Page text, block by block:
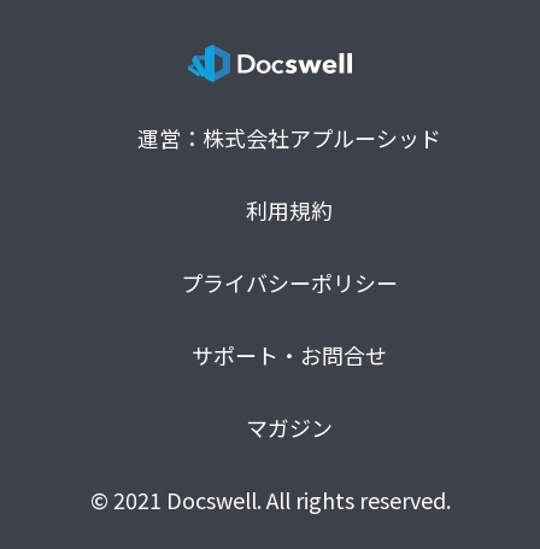
運営：株式会社アプルーシッド
利用規約
プライバシーポリシー
サポート・お問合せ
マガジン
© 2021 Docswell. All rights reserved.